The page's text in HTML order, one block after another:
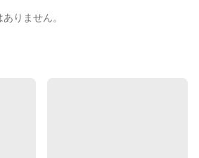
りません。